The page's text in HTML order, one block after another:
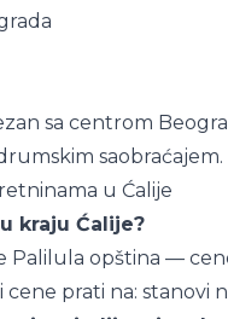
sa centrom
saobraćajem.
u Ćalije
kraju Ćalije?
Palilula opština —
prati na: stanovi